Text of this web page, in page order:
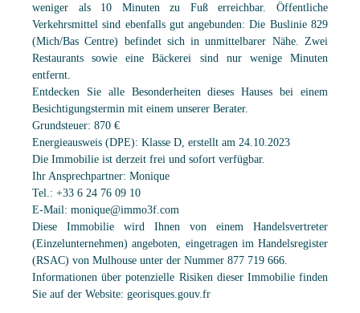
weniger als 10 Minuten zu Fuß erreichbar. Öffentliche
Verkehrsmittel sind ebenfalls gut angebunden: Die Buslinie 829
(Mich/Bas Centre) befindet sich in unmittelbarer Nähe. Zwei
Restaurants sowie eine Bäckerei sind nur wenige Minuten
entfernt.
Entdecken Sie alle Besonderheiten dieses Hauses bei einem
Besichtigungstermin mit einem unserer Berater.
Grundsteuer: 870 €
Energieausweis (DPE): Klasse D, erstellt am 24.10.2023
Die Immobilie ist derzeit frei und sofort verfügbar.
Ihr Ansprechpartner: Monique
Tel.: +33 6 24 76 09 10
E-Mail: monique@immo3f.com
Diese Immobilie wird Ihnen von einem Handelsvertreter
(Einzelunternehmen) angeboten, eingetragen im Handelsregister
(RSAC) von Mulhouse unter der Nummer 877 719 666.
Informationen über potenzielle Risiken dieser Immobilie finden
Sie auf der Website: georisques.gouv.fr